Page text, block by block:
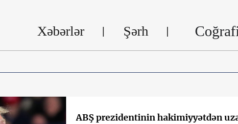
Xəbərlər Şərh
ABŞ prezidentinin hakimiyyətdən